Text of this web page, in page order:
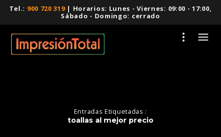
Tel.: 900 720 319| Horarios: Lunes - Viernes: 09:00 - 17:00,
Sábado - Domingo: cerrado
Entradas Etiquetadas :
toallas al mejor precio